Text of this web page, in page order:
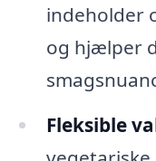
indeholder
og hjælper
Fleksible